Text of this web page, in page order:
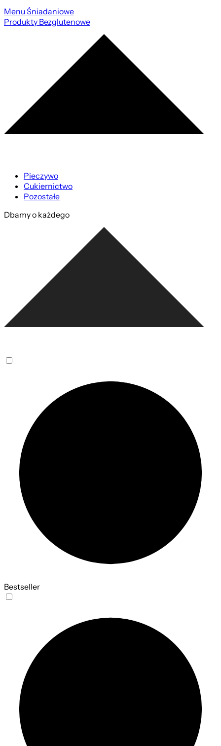
Menu Śniadaniowe
Produkty Bezglutenowe
Pieczywo
Cukiernictwo
Pozostałe
Dbamy o każdego
Bestseller